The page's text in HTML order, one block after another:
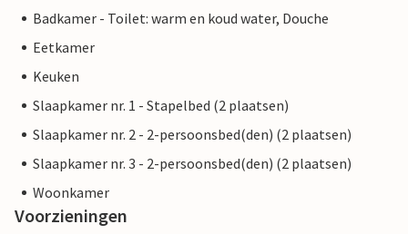
Badkamer - Toilet: warm en koud water, Douche
Eetkamer
Keuken
Slaapkamer nr. 1 - Stapelbed (2 plaatsen)
Slaapkamer nr. 2 - 2-persoonsbed(den) (2 plaatsen)
Slaapkamer nr. 3 - 2-persoonsbed(den) (2 plaatsen)
Woonkamer
Voorzieningen